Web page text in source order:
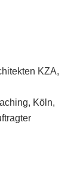
KZA,
Köln,